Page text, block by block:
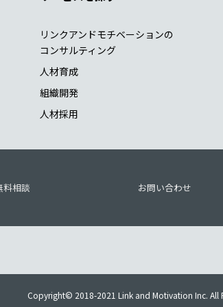
リンクアンドモチベーションの
コンサルティング
人材育成
組織開発
人材採用
料相談 お問い合わせ
Copyright© 2018-2021 Link and Motivation Inc. All